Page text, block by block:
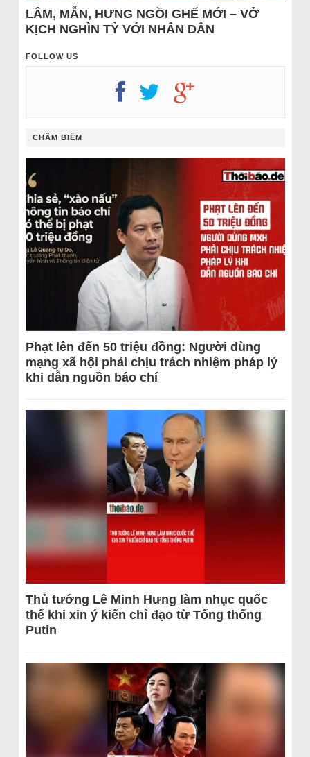
LÂM, MẪN, HƯNG NGỒI GHẾ MỚI – VỞ
KỊCH NGHÌN TỶ VỚI NHÂN DÂN
FOLLOW US
CHÂM BIẾM
Phạt lên đến 50 triệu đồng: Người dùng
mạng xã hội phải chịu trách nhiệm pháp lý
khi dẫn nguồn báo chí
Thủ tướng Lê Minh Hưng làm nhục quốc
thể khi xin ý kiến chỉ đạo từ Tổng thống
Putin